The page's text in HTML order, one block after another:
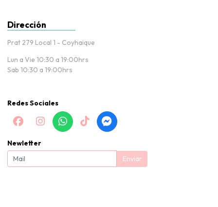
Dirección
Prat 279 Local 1 - Coyhaique
Lun a Vie 10:30 a 19:00hrs
Sab 10:30 a 19:00hrs
Redes Sociales
Newletter
Enviar